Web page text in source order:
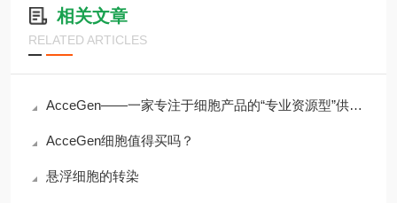
相关文章
RELATED ARTICLES
AcceGen——一家专注于细胞产品的“专业资源型”供应商
AcceGen细胞值得买吗？
悬浮细胞的转染